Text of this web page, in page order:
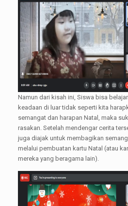
Namun dari kisah ini, Siswa bisa
keadaan di luar tidak seperti kita
semangat dan harapan Natal, maka
rasakan. Setelah mendengar cerita
juga diajak untuk membagikan
melalui pembuatan kartu Natal (atau
mereka yang beragama lain).